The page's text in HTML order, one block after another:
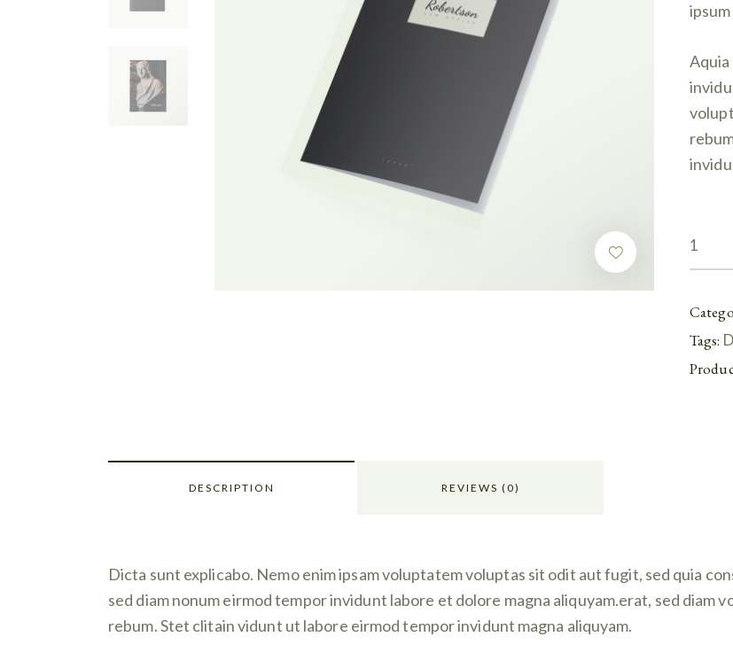
Tags:
DESCRIPTION REVIEWS (0)
Dicta sunt explicabo. Nemo enim ipsam voluptatem voluptas sit odit aut fugit, sed quia
sed diam nonum eirmod tempor invidunt labore et dolore magna aliquyam.erat, sed diam
rebum. Stet clitain vidunt ut labore eirmod tempor invidunt magna aliquyam.